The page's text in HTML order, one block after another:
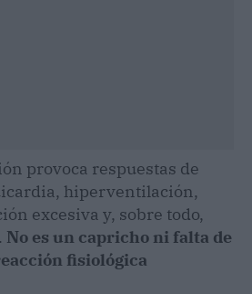
provoca respuestas de
hiperventilación,
excesiva y, sobre todo,
No es un capricho ni falta de
fisiológica